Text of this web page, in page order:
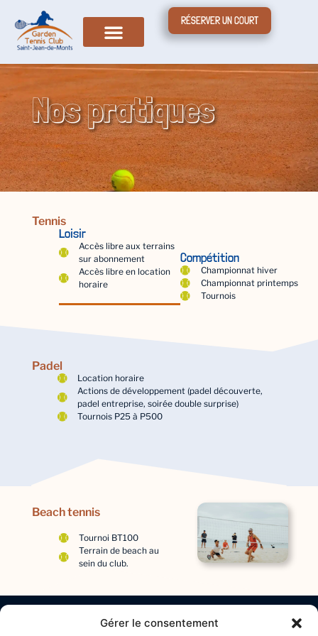
Gérer le consentement
RÉSERVER UN COURT
Nos pratiques
Tennis
Loisir
Accès libre aux terrains
sur abonnement
Accès libre en location
horaire
Compétition
Championnat hiver
Championnat printemps
Tournois
Padel
Location horaire
Actions de développement (padel découverte,
padel entreprise, soirée double surprise)
Tournois P25 à P500
Beach tennis
Tournoi BT100
Terrain de beach au
sein du club.